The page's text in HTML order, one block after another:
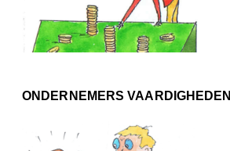
ONDERNEMERS VAARDIGHEDEN